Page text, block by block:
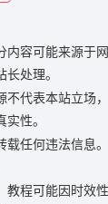
内容可能来源于
处理。
不代表本站立场
性。
载任何违法信息
教程可能因时效